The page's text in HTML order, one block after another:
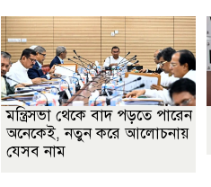
মন্ত্রিসভা থেকে বাদ পড়তে পারেন
অনেকেই, নতুন করে আলোচনায়
যেসব নাম